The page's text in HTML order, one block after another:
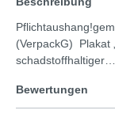
(VerpackG) Plakat
schadstoffhaltiger…
Bewertungen